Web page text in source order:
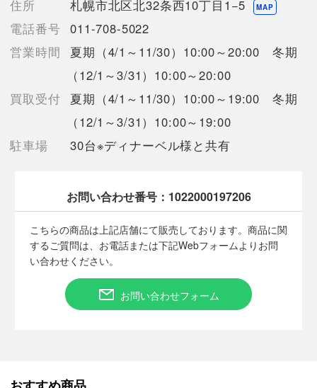
売切れの場合は、ご購入をキャンセルさせていただく場合がござ
います。】
【備考/コメント】
・開封跡は見受けられませんでしたが、外箱とラベルには傷、汚
れがございます。
店頭展示品のため、微細な傷汚れ等に関しましてはご容赦下さい
ご理解、ご了承の上ご入札くださいますようお願い致します。
■状態等は画像をご確認・ご参照下さい。
こちらの商品はお客様から買取させていただいた商品であり、
人の手を経た商品です。
■弊社（株式会社オカモト）を装った偽装サイトにご注意くださ
弊社（株式会社オカモト）の商品画像や文章を無断盗用した『偽
住所 札幌市北区北32条西10丁目1−5 MAP
電話番号 011-708-5022
営業時間
夏期（4/1～11/30）10:00～20:00 冬期
（12/1～3/31）10:00～20:00
買取受付
夏期（4/1～11/30）10:00～19:00 冬期
（12/1～3/31）10:00～19:00
駐車場
30台※ディナーベル様と共有
お問い合わせ番号： 1022000197206
こちらの商品は上記店舗にて販売しております。商品に関
するご質問は、お電話または下記Webフォームよりお問
い合わせください。
お問い合わせフォーム